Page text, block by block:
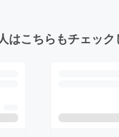
はこちらもチェッ